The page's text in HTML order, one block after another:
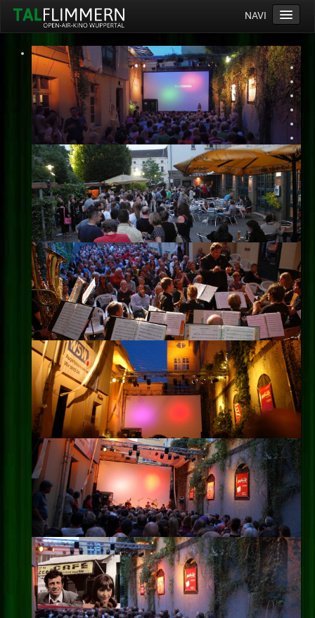
NAVI
Home
Programm
Service
Ticketinfos
Ort
Anreise
Wetter
Kinogutschein
Konzept
Archiv
Kontakt
Impressum
Datenschutz